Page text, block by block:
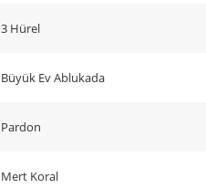
3 Hürel
Büyük Ev Ablukada
Pardon
Mert Koral